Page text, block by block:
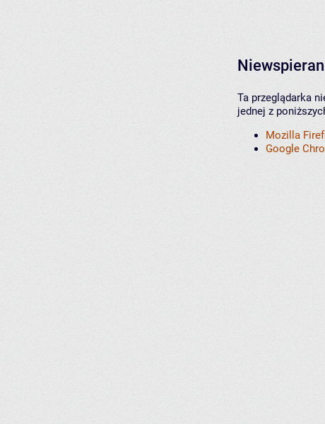
Ta przeglądarka
jednej z
Mozilla
Google